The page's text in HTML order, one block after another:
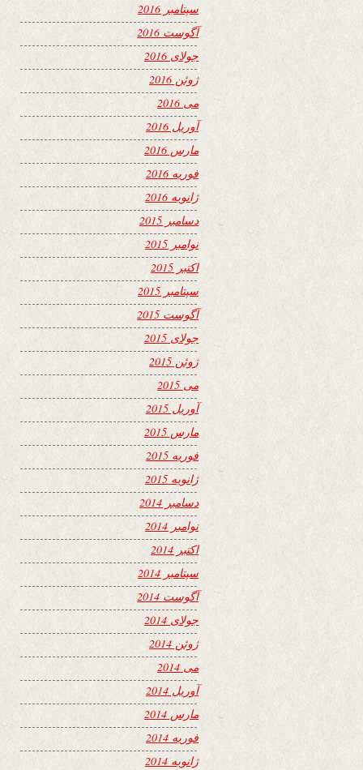
سپتامبر 2016
آگوست 2016
جولای 2016
ژوئن 2016
می 2016
آوریل 2016
مارس 2016
فوریه 2016
ژانویه 2016
دسامبر 2015
نوامبر 2015
اکتبر 2015
سپتامبر 2015
آگوست 2015
جولای 2015
ژوئن 2015
می 2015
آوریل 2015
مارس 2015
فوریه 2015
ژانویه 2015
دسامبر 2014
نوامبر 2014
اکتبر 2014
سپتامبر 2014
آگوست 2014
جولای 2014
ژوئن 2014
می 2014
آوریل 2014
مارس 2014
فوریه 2014
ژانویه 2014